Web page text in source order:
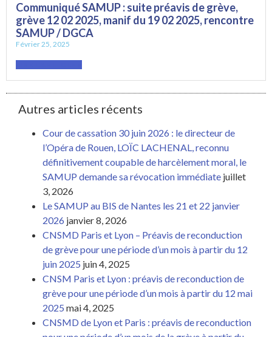
Communiqué SAMUP : suite préavis de grève,
grève 12 02 2025, manif du 19 02 2025, rencontre
SAMUP / DGCA
Février 25, 2025
Autres articles récents
Cour de cassation 30 juin 2026 : le directeur de
l’Opéra de Rouen, LOÏC LACHENAL, reconnu
définitivement coupable de harcèlement moral, le
SAMUP demande sa révocation immédiate juillet
3, 2026
Le SAMUP au BIS de Nantes les 21 et 22 janvier
2026 janvier 8, 2026
CNSMD Paris et Lyon – Préavis de reconduction
de grève pour une période d’un mois à partir du 12
juin 2025 juin 4, 2025
CNSM Paris et Lyon : préavis de reconduction de
grève pour une période d’un mois à partir du 12 mai
2025 mai 4, 2025
CNSMD de Lyon et Paris : préavis de reconduction